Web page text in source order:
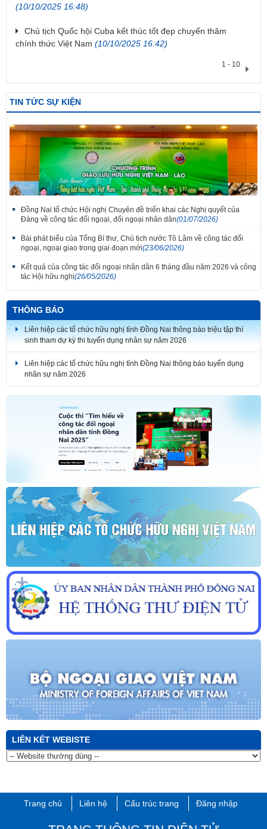
(10/10/2025 16:48)
Chủ tịch Quốc hội Cuba kết thúc tốt đẹp chuyến thăm
chính thức Việt Nam (10/10/2025 16:42)
1 - 10
TIN TỨC SỰ KIỆN
Đồng Nai tổ chức Hội nghị Chuyên đề triển khai các Nghị quyết của
Đảng về công tác đối ngoại, đối ngoại nhân dân(01/07/2026)
Bài phát biểu của Tổng Bí thư, Chủ tịch nước Tô Lâm về công tác đối
ngoại, ngoại giao trong giai đoạn mới(23/06/2026)
Kết quả của công tác đối ngoại nhân dân 6 tháng đầu năm 2026 và công
tác Hội hữu nghị(26/05/2026)
THÔNG BÁO
Liên hiệp các tổ chức hữu nghị tỉnh Đồng Nai thông báo triệu tập thí
sinh tham dự kỳ thi tuyển dụng nhân sự năm 2026
Liên hiệp các tổ chức hữu nghị tỉnh Đồng Nai thông báo tuyển dụng
nhân sự năm 2026
THÔNG BÁO KẾT QUẢ KỲ THI TUYỂN DỤNG NHÂN SỰ NĂM 2026
LIÊN KẾT WEBISTE
Trang chủ Liên hệ Cấu trúc trang Đăng nhập